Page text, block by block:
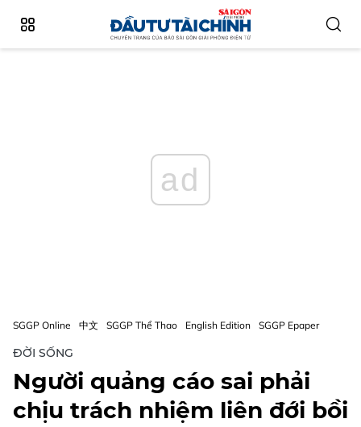
ad
SGGP Online 中文 SGGP Thể Thao English Edition SGGP Epaper
ĐỜI SỐNG
Người quảng cáo sai phải
chịu trách nhiệm liên đới bồi